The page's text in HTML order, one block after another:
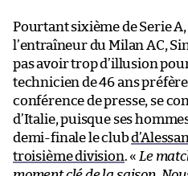
Pourtant sixième de Serie
l’entraîneur du Milan AC,
pas avoir trop d’illusion
technicien de 46 ans
conférence de presse, se
d’Italie, puisque ses
demi-finale le club
troisième division. « Le